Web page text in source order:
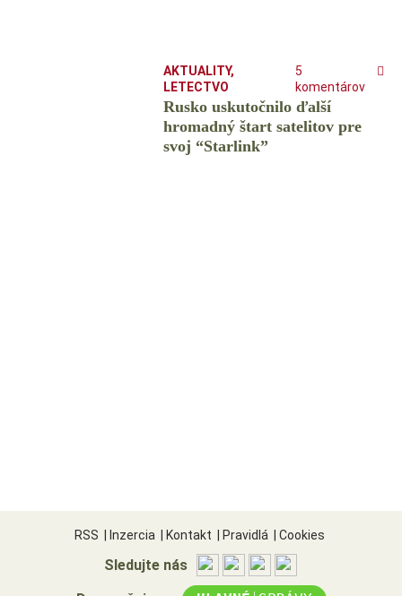
AKTUALITY,
LETECTVO
5
komentárov
Rusko uskutočnilo ďalší
hromadný štart satelitov pre
svoj “Starlink”
RSS Inzercia Kontakt Pravidlá Cookies
Sledujte nás